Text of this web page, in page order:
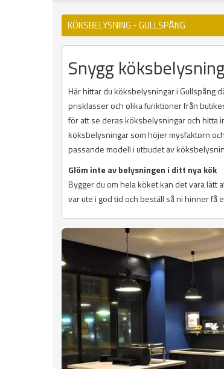
KÖKSBELYSNING - GULLSPÅNG
Snygg
Här hittar du köksbelysningar i Gullspång
prisklasser och olika funktioner från
för att se deras köksbelysningar och hitta
köksbelysningar som höjer mysfaktorn
passande modell i utbudet av
Glöm inte av belysningen i ditt nya kök
Bygger du om hela köket kan det vara lätt
var ute i god tid och beställ så ni hinner få